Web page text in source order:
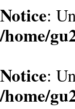
Notice:
/home/
Notice:
/home/